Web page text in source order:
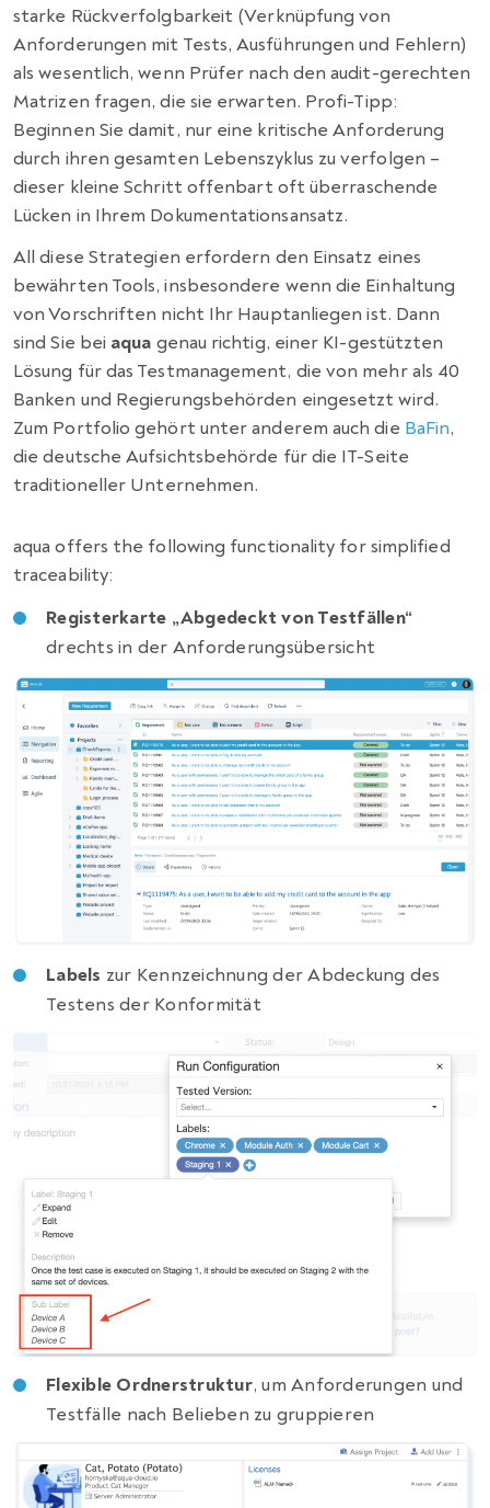
starke Rückverfolgbarkeit (Verknüpfung von
Anforderungen mit Tests, Ausführungen und Fehlern)
als wesentlich, wenn Prüfer nach den audit-gerechten
Matrizen fragen, die sie erwarten. Profi-Tipp:
Beginnen Sie damit, nur eine kritische Anforderung
durch ihren gesamten Lebenszyklus zu verfolgen –
dieser kleine Schritt offenbart oft überraschende
Lücken in Ihrem Dokumentationsansatz.
All diese Strategien erfordern den Einsatz eines
bewährten Tools, insbesondere wenn die Einhaltung
von Vorschriften nicht Ihr Hauptanliegen ist. Dann
sind Sie bei aqua genau richtig, einer KI-gestützten
Lösung für das Testmanagement, die von mehr als 40
Banken und Regierungsbehörden eingesetzt wird.
Zum Portfolio gehört unter anderem auch die BaFin,
die deutsche Aufsichtsbehörde für die IT-Seite
traditioneller Unternehmen.
aqua offers the following functionality for simplified
traceability:
Registerkarte „Abgedeckt von Testfällen“
drechts in der Anforderungsübersicht
Labels zur Kennzeichnung der Abdeckung des
Testens der Konformität
Flexible Ordnerstruktur, um Anforderungen und
Testfälle nach Belieben zu gruppieren